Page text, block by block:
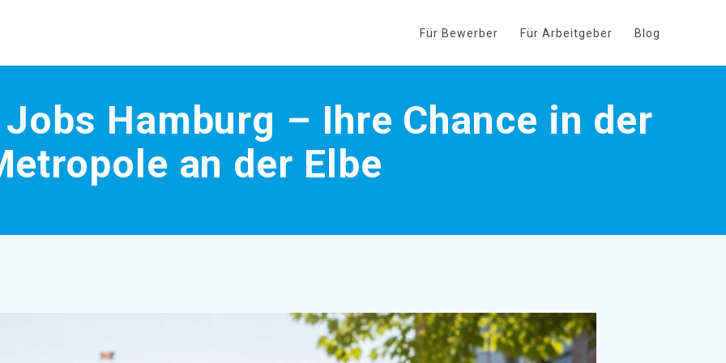
Für Bewerber Für Arbeitgeber Blog
Hamburg – Ihre Chance in der
an der Elbe